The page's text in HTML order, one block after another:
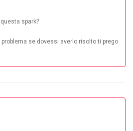
spark?
se dovessi averlo risolto ti prego